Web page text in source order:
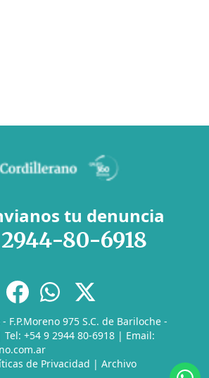
tu denuncia
2944-80-6918
F.P.Moreno 975 S.C. de Bariloche -
+54 9 2944 80-6918 | Email:
de Privacidad | Archivo